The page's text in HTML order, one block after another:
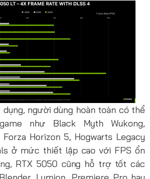
người dùng hoàn toàn có thể
như Black Myth Wukong,
Horizon 5, Hogwarts Legacy
ở mức thiết lập cao với FPS ổn
RTX 5050 cũng hỗ trợ tốt các